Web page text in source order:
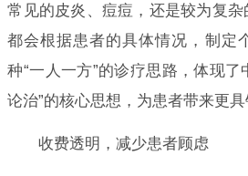
常见的皮炎、痘痘，还是较为复
都会根据患者的具体情况，制定
种“一人一方”的诊疗思路，体现了
论治”的核心思想，为患者带来更具
收费透明，减少患者顾虑